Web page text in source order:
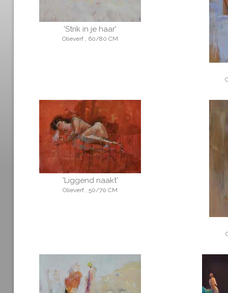
'Strik in je haar'
Olieverf , 60/80 CM
'Liggend naakt'
Olieverf , 50/70 CM